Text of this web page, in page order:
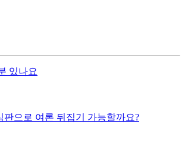
있나요
판으로 여론 뒤집기 가능할까요?